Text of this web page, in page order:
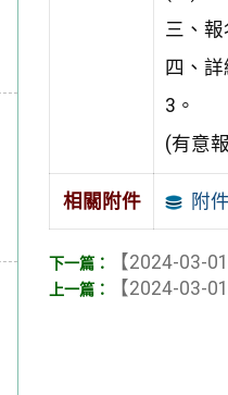
三、
四、
3。
(有意
相關附件 附
【2024-03-01
【2024-03-01